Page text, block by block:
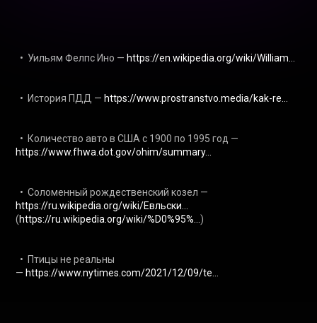
  •  Уильям Фелпс Ино —
https://en.wikipedia.org/wiki/William...
  •  История ПДД —
https://www.prostranstvo.media/kak-re...
  •  Количество авто в США с 1900 по 1995 год —
https://www.fhwa.dot.gov/ohim/summary...
  •  Соломенный рождественский козел —
https://ru.wikipedia.org/wiki/Евльски...
(https://ru.wikipedia.org/wiki/%D0%95%... )
— https://www.nytimes.com/2021/12/09/te...